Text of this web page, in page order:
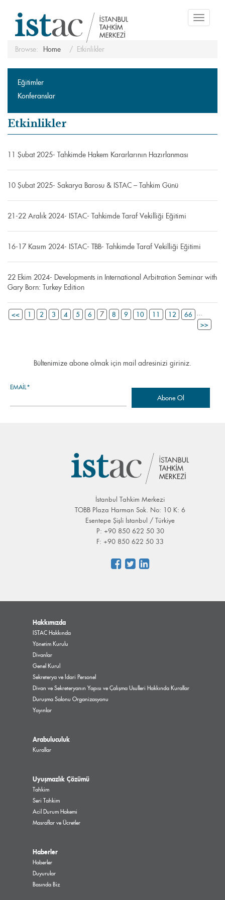
Toggle
Browse: Home Etkinlikler
Eğitimler
Konferanslar
Etkinlikler
11 Şubat 2025- Tahkimde Hakem Kararlarının Hazırlanması
10 Şubat 2025- Sakarya Barosu & ISTAC – Tahkim Günü
21-22 Aralık 2024- ISTAC- Tahkimde Taraf Vekilliği Eğitimi
16-17 Kasım 2024- ISTAC- TBB- Tahkimde Taraf Vekilliği Eğitimi
22 Ekim 2024- Developments in International Arbitration Seminar with
Gary Born: Turkey Edition
<< 1 2 3 4 5 6 7 8 9 10 11 12 ...
66
>>
Bültenimize abone olmak için mail adresinizi giriniz.
EMAIL*
İstanbul Tahkim Merkezi
TOBB Plaza Harman Sok. No: 10 K: 6
Esentepe Şişli İstanbul / Türkiye
P: +90 850 622 50 30
F: +90 850 622 50 33
Hakkımızda
ISTAC Hakkında
Yönetim Kurulu
Divanlar
Genel Kurul
Sekreterya ve İdari Personel
Divan ve Sekreteryanın Yapısı ve Çalışma Usulleri Hakkında Kurallar
Duruşma Salonu Organizasyonu
Yayınlar
Arabuluculuk
Kurallar
Uyuşmazlık Çözümü
Tahkim
Seri Tahkim
Acil Durum Hakemi
Masraflar ve Ücretler
Haberler
Haberler
Duyurular
Basında Biz